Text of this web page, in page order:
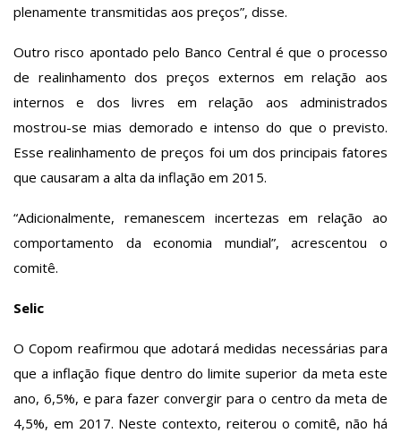
plenamente transmitidas aos preços”, disse.
Outro risco apontado pelo Banco Central é que o processo
de realinhamento dos preços externos em relação aos
internos e dos livres em relação aos administrados
mostrou-se mias demorado e intenso do que o previsto.
Esse realinhamento de preços foi um dos principais fatores
que causaram a alta da inflação em 2015.
“Adicionalmente, remanescem incertezas em relação ao
comportamento da economia mundial”, acrescentou o
comitê.
Selic
O Copom reafirmou que adotará medidas necessárias para
que a inflação fique dentro do limite superior da meta este
ano, 6,5%, e para fazer convergir para o centro da meta de
4,5%, em 2017. Neste contexto, reiterou o comitê, não há